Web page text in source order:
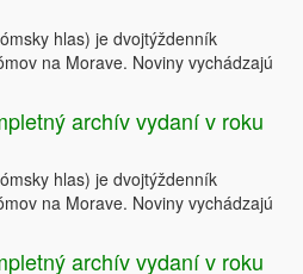
hlas) je dvojtýždenník
na Morave. Noviny vychádzajú
archív vydaní v roku
hlas) je dvojtýždenník
na Morave. Noviny vychádzajú
archív vydaní v roku